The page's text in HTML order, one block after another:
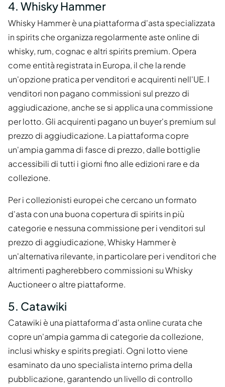
4. Whisky Hammer
Whisky Hammer è una piattaforma d'asta specializzata
in spirits che organizza regolarmente aste online di
whisky, rum, cognac e altri spirits premium. Opera
come entità registrata in Europa, il che la rende
un'opzione pratica per venditori e acquirenti nell'UE. I
venditori non pagano commissioni sul prezzo di
aggiudicazione, anche se si applica una commissione
per lotto. Gli acquirenti pagano un buyer's premium sul
prezzo di aggiudicazione. La piattaforma copre
un'ampia gamma di fasce di prezzo, dalle bottiglie
accessibili di tutti i giorni fino alle edizioni rare e da
collezione.
Per i collezionisti europei che cercano un formato
d'asta con una buona copertura di spirits in più
categorie e nessuna commissione per i venditori sul
prezzo di aggiudicazione, Whisky Hammer è
un'alternativa rilevante, in particolare per i venditori che
altrimenti pagherebbero commissioni su Whisky
Auctioneer o altre piattaforme.
5. Catawiki
Catawiki è una piattaforma d'asta online curata che
copre un'ampia gamma di categorie da collezione,
inclusi whisky e spirits pregiati. Ogni lotto viene
esaminato da uno specialista interno prima della
pubblicazione, garantendo un livello di controllo